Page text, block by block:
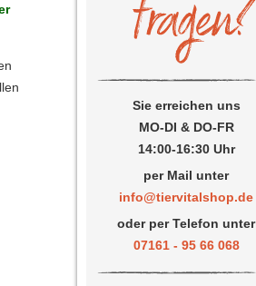
Sie erreichen uns
MO-DI & DO-FR
14:00-16:30 Uhr
per Mail unter
info@tiervitalshop.de
oder per Telefon unter
07161 - 95 66 068